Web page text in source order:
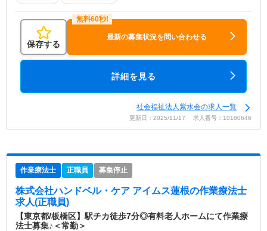
保存する
最新の募集状況を問い合わせる
詳細を見る
社会福祉法人紫水会の求人一覧
更新日：2025/11/17 求人番号：10180646
作業療法士 正職員 募集停止
株式会社ハンドベル・ケア アイムス蓮根の作業療法士
求人(正職員)
【東京都/板橋区】駅チカ徒歩7分◎有料老人ホームにて作業療
法士募集♪＜常勤＞